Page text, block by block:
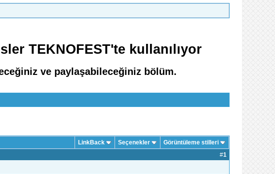
TEKNOFEST'te kullanılıyor
ve paylaşabileceğiniz bölüm.
LinkBack Seçenekler Görüntüleme stilleri
#1